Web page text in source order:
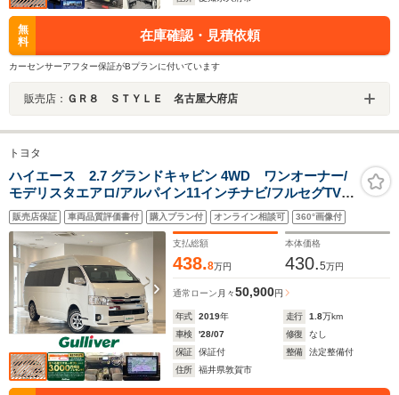
無
料
在庫確認・見積依頼
カーセンサーアフター保証がBプランに付いています
販売店： ＧＲ８ ＳＴＹＬＥ 名古屋大府店
トヨタ
ハイエース 2.7 グランドキャビン 4WD ワンオーナー/
モデリスタエアロ/アルパイン11インチナビ/フルセグTV/
アルパイン12.8インチフリップダウンモニター/バックカ
メラ/ビルトインETC/前後ドライブレコーダー/パワースラ
イドドア
販売店保証 車両品質評価書付 購入プラン付 オンライン相談可 360°画像付
支払総額
438.8万円
本体価格
430.5万円
通常ローン 月々50,900円
年式 2019年 走行 1.8万km
車検
'28/07 修復
なし
保証
保証付 整備
法定整備付
住所
福井県敦賀市